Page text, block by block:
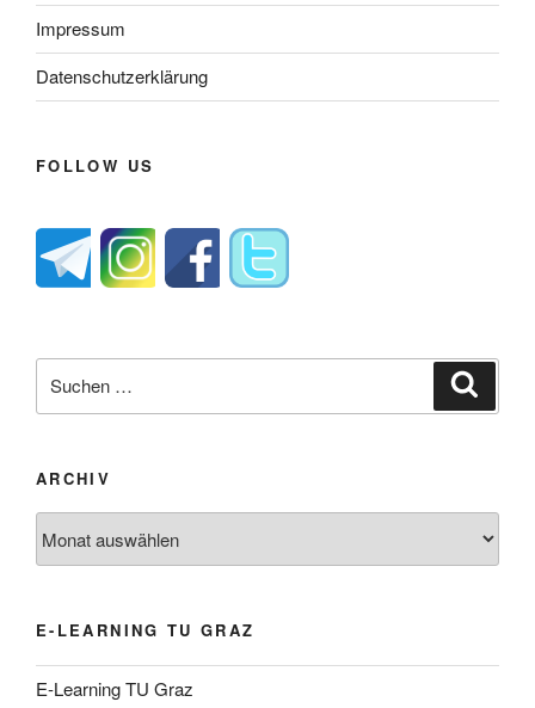
Impressum
Datenschutzerklärung
FOLLOW US
nach:
ARCHIV
E-LEARNING TU GRAZ
E-Learning TU Graz